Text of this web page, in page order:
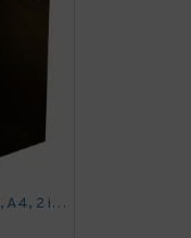
Caiet mecanic RTC, A4, 2 inele, diametru inele 20 mm, verde